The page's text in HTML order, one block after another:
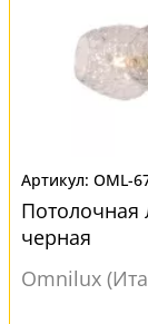
OML-
Потолочная
черная
Omnilux